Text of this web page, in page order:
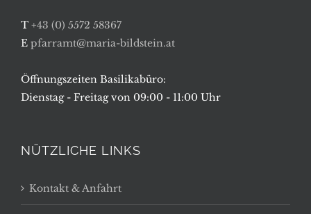
T +43 (0) 5572 58367
E pfarramt@maria-bildstein.at
Öffnungszeiten Basilikabüro:
Dienstag - Freitag von 09:00 - 11:00 Uhr
NÜTZLICHE LINKS
Kontakt & Anfahrt